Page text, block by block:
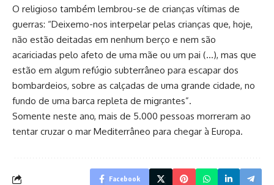
O religioso também lembrou-se de crianças vítimas de
guerras: “Deixemo-nos interpelar pelas crianças que, hoje,
não estão deitadas em nenhum berço e nem são
acariciadas pelo afeto de uma mãe ou um pai (…), mas que
estão em algum refúgio subterrâneo para escapar dos
bombardeios, sobre as calçadas de uma grande cidade, no
fundo de uma barca repleta de migrantes”.
Somente neste ano, mais de 5.000 pessoas morreram ao
tentar cruzar o mar Mediterrâneo para chegar à Europa.
Facebook